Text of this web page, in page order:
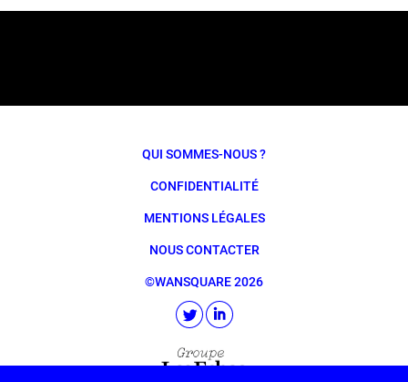
QUI SOMMES-NOUS ?
CONFIDENTIALITÉ
MENTIONS LÉGALES
NOUS CONTACTER
©WANSQUARE 2026